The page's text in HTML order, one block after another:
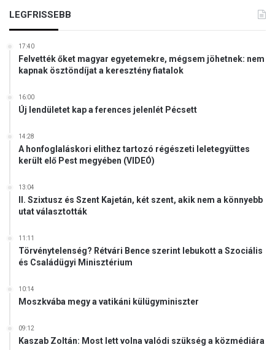
LEGFRISSEBB
17:40
Felvették őket magyar egyetemekre, mégsem jöhetnek: nem
kapnak ösztöndíjat a keresztény fiatalok
16:00
Új lendületet kap a ferences jelenlét Pécsett
14:28
A honfoglaláskori elithez tartozó régészeti leletegyüttes
került elő Pest megyében (VIDEÓ)
13:04
II. Szixtusz és Szent Kajetán, két szent, akik nem a könnyebb
utat választották
11:11
Törvénytelenség? Rétvári Bence szerint lebukott a Szociális
és Családügyi Minisztérium
10:14
Moszkvába megy a vatikáni külügyminiszter
09:12
Kaszab Zoltán: Most lett volna valódi szükség a közmédiára